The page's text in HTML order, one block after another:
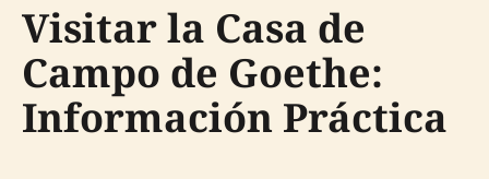
Visitar la Casa de
Campo de Goethe:
Información Práctica